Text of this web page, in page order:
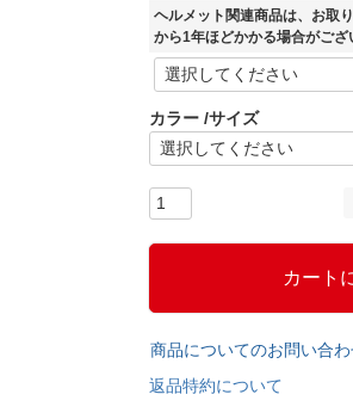
須
)
ヘルメット関連商品は、お取
から1年ほどかかる場合がござ
カラー サイズ
カート
商品についてのお問い合
返品特約について